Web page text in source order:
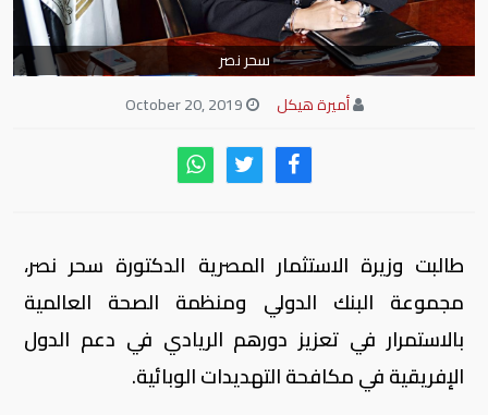
سحر نصر
أميرة هيكل
طالبت وزيرة الاستثمار المصرية الدكتورة سحر نصر،
مجموعة البنك الدولي ومنظمة الصحة العالمية
بالاستمرار في تعزيز دورهم الريادي في دعم الدول
الإفريقية في مكافحة التهديدات الوبائية.